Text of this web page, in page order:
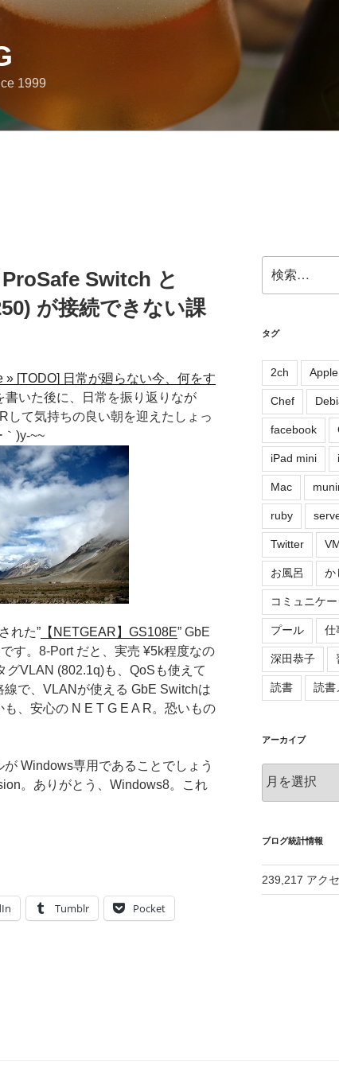
1999
Switch と
が接続できない課
[TODO] 日常が廻らない今、何をす
書いた後に、日常を振り返りなが
して気持ちの良い朝を迎えたしょっ
｀)y-~~
れた” 【NETGEAR】GS108E” GbE
す。8-Port だと、実売 ¥5k程度なの
VLAN (802.1q)も、QoSも使えて
で、VLANが使える GbE Switchは
、安心の N E T G E A R。恐いもの
Windows専用であることでしょう
。ありがとう、Windows8。これ
Tumblr Pocket
索:
タグ
2ch Apple
Chef
facebook
iPad mini
Mac
ruby
Twitter
お風呂 か
コミュニケ
プール 仕
深田恭子
読書 読書
アーカイブ
ー
ブ
ブログ統計情報
239,217 アク